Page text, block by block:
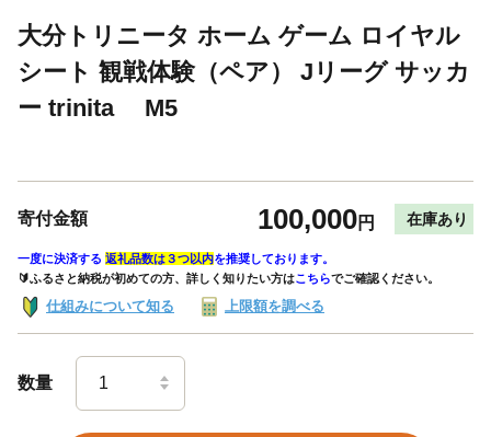
大分トリニータ ホーム ゲーム ロイヤル
シート 観戦体験（ペア） Jリーグ サッカ
ー trinita M5
寄付金額 100,000円 在庫あり
一度に決済する 返礼品数は３つ以内を推奨しております。
🔰ふるさと納税が初めての方、詳しく知りたい方はこちらでご確認ください。
仕組みについて知る 上限額を調べる
数量